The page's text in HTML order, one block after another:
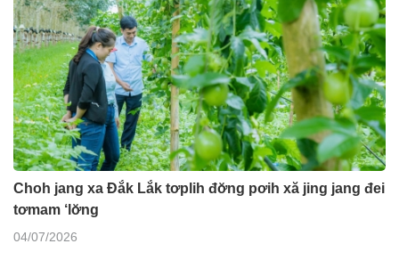
Choh jang xa Đắk Lắk tơplih đơ̆ng pơih xă jing jang đei
tơmam ‘lơ̆ng
04/07/2026